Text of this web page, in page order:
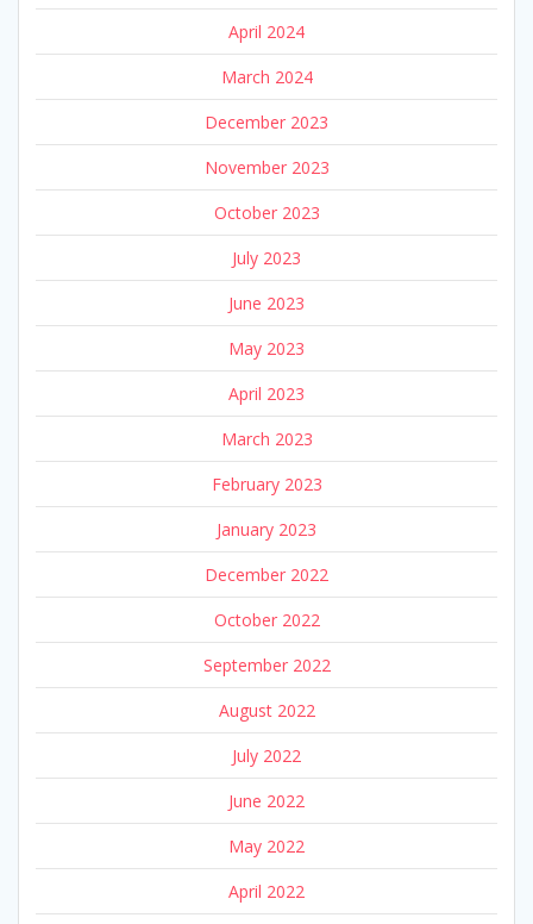
April 2024
March 2024
December 2023
November 2023
October 2023
July 2023
June 2023
May 2023
April 2023
March 2023
February 2023
January 2023
December 2022
October 2022
September 2022
August 2022
July 2022
June 2022
May 2022
April 2022